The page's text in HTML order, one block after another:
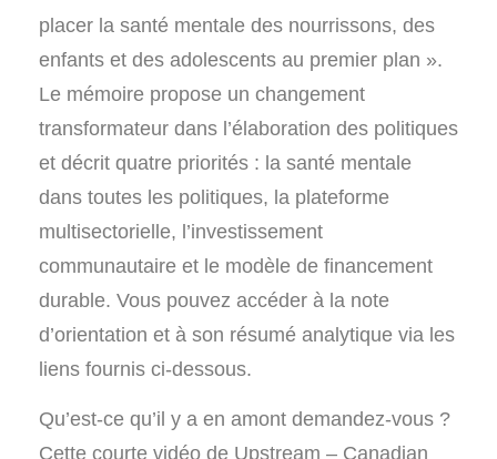
placer la santé mentale des nourrissons, des
enfants et des adolescents au premier plan ».
Le mémoire propose un changement
transformateur dans l’élaboration des politiques
et décrit quatre priorités : la santé mentale
dans toutes les politiques, la plateforme
multisectorielle, l’investissement
communautaire et le modèle de financement
durable. Vous pouvez accéder à la note
d’orientation et à son résumé analytique via les
liens fournis ci-dessous.
Qu’est-ce qu’il y a en amont demandez-vous ?
Cette courte vidéo de Upstream – Canadian